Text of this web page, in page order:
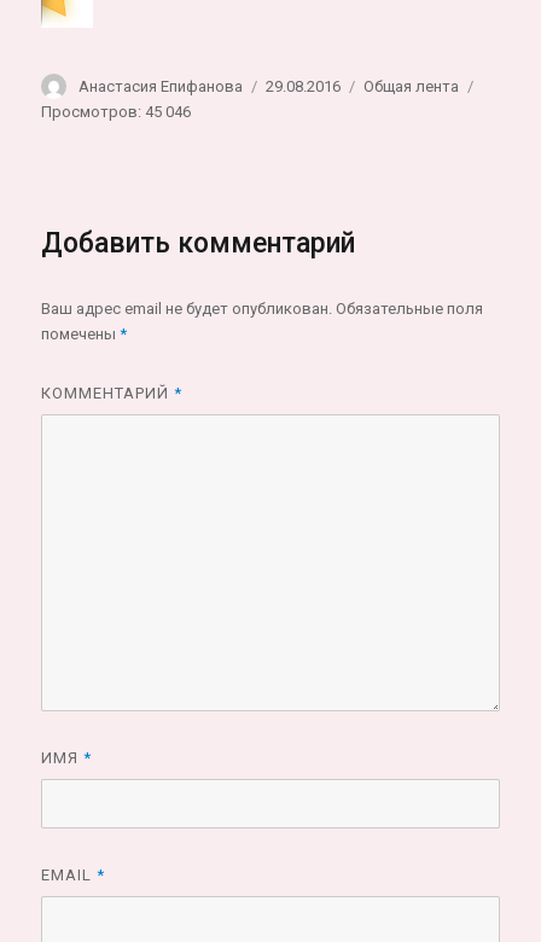
Автор
Анастасия Епифанова Опубликовано
29.08.2016 Рубрики
Общая лента
Просмотров: 45 046
Добавить комментарий
Ваш адрес email не будет опубликован. Обязательные поля
помечены*
КОММЕНТАРИЙ*
ИМЯ*
EMAIL*